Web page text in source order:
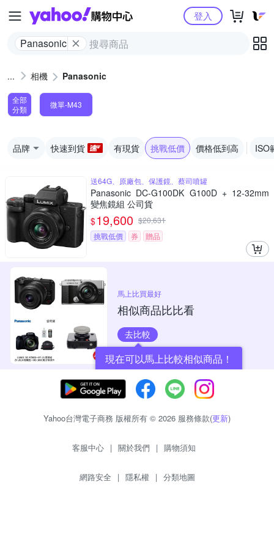
Yahoo購物中心
Panasonic
登入
相機 Panasonic
全部
分類
微單-M43
品牌 快速到貨 有現貨 挑戰低價 價格低到高 ISO
送64G、原廠包、保護鏡、蔡司噴罐
Panasonic DC-G100DK G100D + 12-32mm
變焦鏡組 公司貨
$19,600 $20,631
挑戰低價
券 贈品
馬上比買最好
相似商品比比看
去比較
現在可以馬上比較相似商品！
Yahoo台灣電子商務 版權所有 © 2026 服務條款(更新)
客服中心 | 關於我們 | 購物須知
網路安全 | 隱私權 | 分類地圖